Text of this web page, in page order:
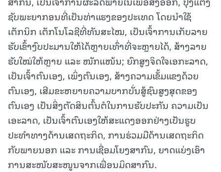
ຊັບພະຍາກອນທີ່ເປັນທ່າແຮງຂອງປະເທດ ໂດຍນຳໃຊ້
ເຕັກນິກ ເຕັກໂນໂລຊີທີ່ທັນສະໄໝ, ເປັນເຈົ້າການເກັບລາຍ
ຮັບເຂົ້າງົບປະມານໃຫ້ໄດ້ຫຼາຍເທົ່າທີ່ຈະຫຼາຍໄດ້, ສ້າງລາຍ
ຮັບໃໝ່ໃຫ້ຫຼາຍ ແລະ ໜັກແໜ້ນ; ຍົກສູງຈິດໃຈເອກະລາດ,
ເປັນເຈົ້າຕົນເອງ, ເພິ່ງຕົນເອງ, ສ້າງຄວາມເຂັ້ມແຂງດ້ວຍ
ຕົນເອງ, ເສີມຂະຫຍາຍຄວາມບາກບັ່ນສູ້ຊົນສູງສຸດຂອງ
ຕົນເອງ ເປັນສິ່ງຕັດສິນຕົ້ນຕໍໃນການຮັບປະກັນ ຄວາມເປັນ
ເອະລາດ, ເປັນເຈົ້າຕົນເອງໃຫ້ສະແດງອອກຢ່າງເປັນຮູບ
ປະທຳທາງດ້ານເສດຖະກິດ, ການຮ່ວມມືດ້ານເສດຖະກິດ
ກັບພາຍນອກ ແລະ ການເຊື່ອມໂຍງສາກົນ, ຍາດແຍ່ງເອົາ
ການສະໜັບສະໜູນຈາກເພື່ອນມິດສາກົນ.